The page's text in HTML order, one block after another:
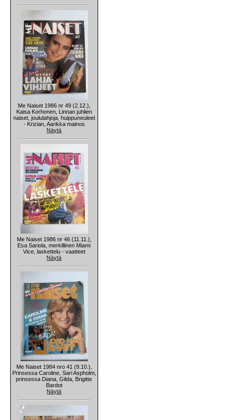
Me Naiset 1986 nr 49 (2.12.),
Kaisa Korhonen, Linnan juhlien
naiset, joululahjoja, huippuneuleet
- Krizian, Aarikka mainos
Näytä
Me Naiset 1986 nr 46 (11.11.),
Esa Sariola, merkillinen Miami
Vice, laskettelu - vaatteet
Näytä
Me Naiset 1984 nro 41 (9.10.),
Prinsessa Caroline, Sari Aspholm,
prinsessa Diana, Gilda, Brigitte
Bardot
Näytä